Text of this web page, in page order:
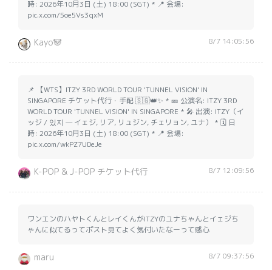
時: 2026年10月3日 (土) 18:00 (SGT) * 📍 会場:
pic.x.com/5oe5Vs3qxM
Kayo🐼 8/7 14:05:56
📌 【WTS】ITZY 3RD WORLD TOUR 'TUNNEL VISION' IN
SINGAPORE チケット代行・手配 🇸🇬👑✨ * 🎫 公演名: ITZY 3RD
WORLD TOUR 'TUNNEL VISION' IN SINGAPORE * 🎤 出演: ITZY（イ
ッジ / 있지 — イェジ, リア, リュジン, チェリョン, ユナ） * 🗓️ 日
時: 2026年10月3日 (土) 18:00 (SGT) * 📍 会場:
pic.x.com/wkPZ7UDeJe
K-POP & J-POP チケット代行 8/7 12:09:56
ワンエンのハヤトくんとレイくんがITZYのユナちゃんとイェジち
ゃんに似てるってポスト見てよく気付いたなーって感心
maru 8/7 09:37:56